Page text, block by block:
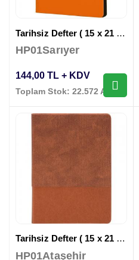
Tarihsiz Defter ( 15 x 21 cm )
HP01Sarıyer
144,00 TL + KDV
Toplam Stok: 22.572 Adet
Tarihsiz Defter ( 15 x 21 cm )
HP01Ataşehir